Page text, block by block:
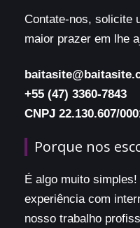
Contate-nos, solicite
maior prazer em lhe
+55 (47) 3360-7843
CNPJ 22.130.607/
Porque nos
É algo muito
experiência com
nosso trabalho